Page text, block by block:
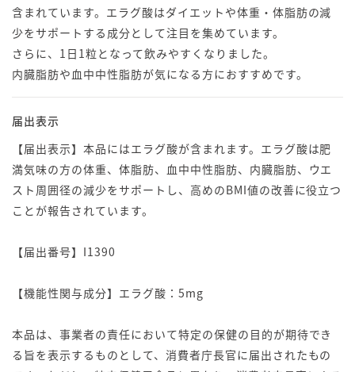
含まれています。エラグ酸はダイエットや体重・体脂肪の減
少をサポートする成分として注目を集めています。
さらに、1日1粒となって飲みやすくなりました。
内臓脂肪や血中中性脂肪が気になる方におすすめです。
届出表示
【届出表示】本品にはエラグ酸が含まれます。エラグ酸は肥
満気味の方の体重、体脂肪、血中中性脂肪、内臓脂肪、ウエ
スト周囲径の減少をサポートし、高めのBMI値の改善に役立つ
ことが報告されています。
【届出番号】I1390
【機能性関与成分】エラグ酸：5mg
本品は、事業者の責任において特定の保健の目的が期待でき
る旨を表示するものとして、消費者庁長官に届出されたもの